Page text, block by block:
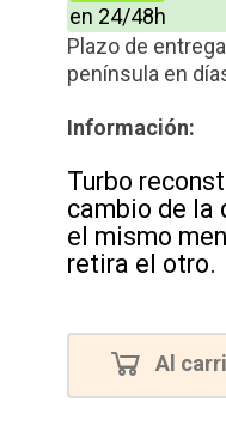
en 24/48h
Plazo de
península en
Información:
Turbo
cambio de la
el mismo
retira el otro.
Al